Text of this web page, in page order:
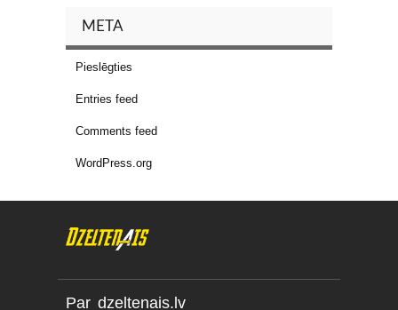
META
Pieslēgties
Entries feed
Comments feed
WordPress.org
Par dzeltenais.lv